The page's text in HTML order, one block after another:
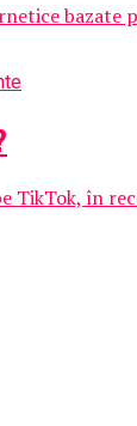
în